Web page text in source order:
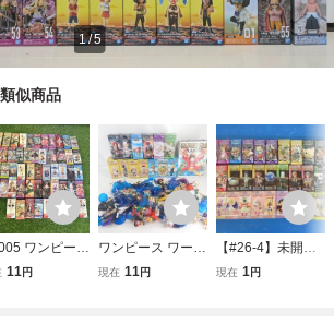
1/5
似商品
ワンピース
ルドコレクタ
11円
ワンピース ワール
ドコレクタブルフ
現在 11円
【#26-4】未開封
バンプレスト W
現在 1円